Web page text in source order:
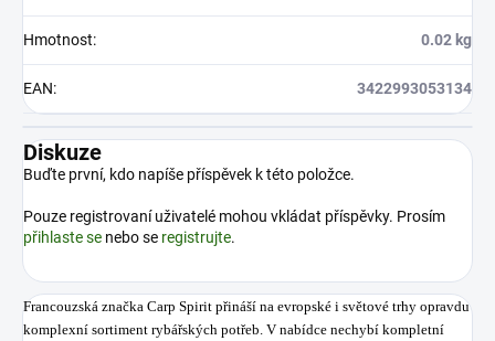
Hmotnost: 0.02 kg
EAN: 3422993053134
Diskuze
Buďte první, kdo napíše příspěvek k této položce.
Pouze registrovaní uživatelé mohou vkládat příspěvky. Prosím
přihlaste se nebo se registrujte.
Francouzská značka Carp Spirit přináší na evropské i světové trhy opravdu
komplexní sortiment rybářských potřeb. V nabídce nechybí kompletní